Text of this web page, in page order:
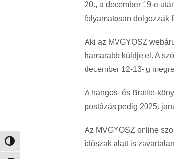
Nagy kontraszt váltása
20., a december 19-e
folyamatosan dolgozzák
Aki az MVGYOSZ
hamarabb küldje el. A
december 12-13-ig
A hangos- és Braille-
postázás pedig 2025.
Az MVGYOSZ online
időszak alatt is